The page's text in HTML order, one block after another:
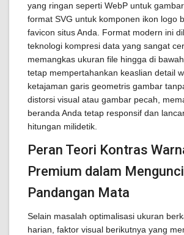
yang ringan seperti WebP untuk
format SVG untuk komponen ikon logo
favicon situs Anda. Format modern ini
teknologi kompresi data yang sangat
memangkas ukuran file hingga di
tetap mempertahankan keaslian detail
ketajaman garis geometris gambar
distorsi visual atau gambar pecah,
beranda Anda tetap responsif dan
hitungan milidetik.
Peran Teori Kontras
Premium dalam
Pandangan Mata
Selain masalah optimalisasi ukuran
harian, faktor visual berikutnya yang